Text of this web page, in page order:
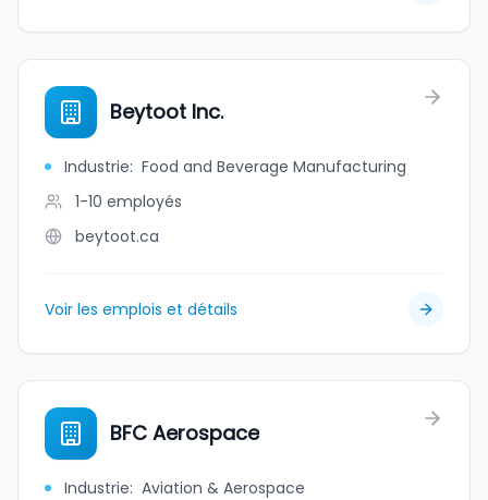
Beytoot Inc.
Industrie: Food and Beverage Manufacturing
1-10 employés
beytoot.ca
Voir les emplois et détails
BFC Aerospace
Industrie: Aviation & Aerospace